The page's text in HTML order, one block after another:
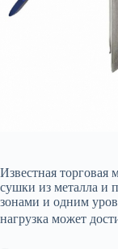
Известная торговая
сушки из металла и
зонами и одним
нагрузка может